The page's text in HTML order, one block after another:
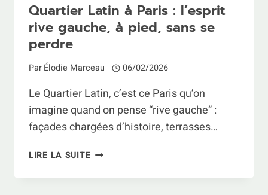
Quartier Latin à Paris : l’esprit
rive gauche, à pied, sans se
perdre
ParÉlodie Marceau 06/02/2026
Le Quartier Latin, c’est ce Paris qu’on
imagine quand on pense “rive gauche” :
façades chargées d’histoire, terrasses…
LIRE LA SUITEQUARTIER
À